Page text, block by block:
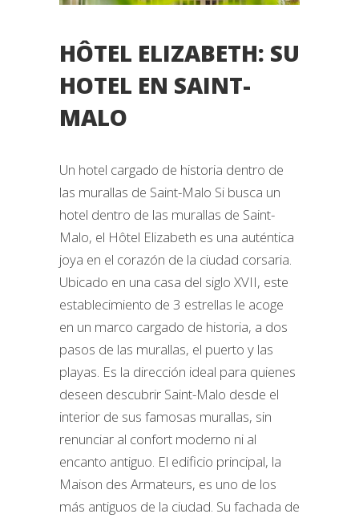
HÔTEL ELIZABETH: SU
HOTEL EN SAINT-
MALO
Un hotel cargado de historia dentro de
las murallas de Saint-Malo Si busca un
hotel dentro de las murallas de Saint-
Malo, el Hôtel Elizabeth es una auténtica
joya en el corazón de la ciudad corsaria.
Ubicado en una casa del siglo XVII, este
establecimiento de 3 estrellas le acoge
en un marco cargado de historia, a dos
pasos de las murallas, el puerto y las
playas. Es la dirección ideal para quienes
deseen descubrir Saint-Malo desde el
interior de sus famosas murallas, sin
renunciar al confort moderno ni al
encanto antiguo. El edificio principal, la
Maison des Armateurs, es uno de los
más antiguos de la ciudad. Su fachada de